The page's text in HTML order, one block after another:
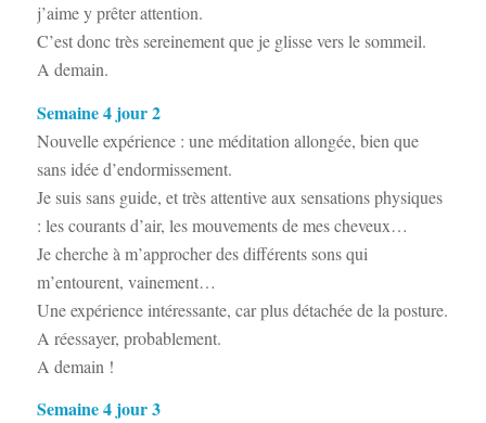
j’aime y prêter attention.
C’est donc très sereinement que je glisse vers le sommeil.
A demain.
Semaine 4 jour 2
Nouvelle expérience : une méditation allongée, bien que
sans idée d’endormissement.
Je suis sans guide, et très attentive aux sensations physiques
: les courants d’air, les mouvements de mes cheveux…
Je cherche à m’approcher des différents sons qui
m’entourent, vainement…
Une expérience intéressante, car plus détachée de la posture.
A réessayer, probablement.
A demain !
Semaine 4 jour 3